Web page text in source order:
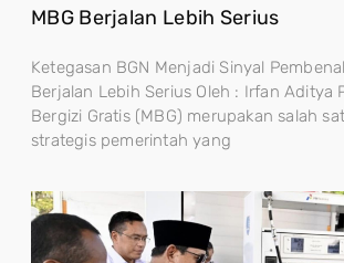
MBG Berjalan Lebih Serius
Ketegasan BGN Menjadi Sinyal
Berjalan Lebih Serius Oleh : Irfan Aditya
Bergizi Gratis (MBG) merupakan salah
strategis pemerintah yang